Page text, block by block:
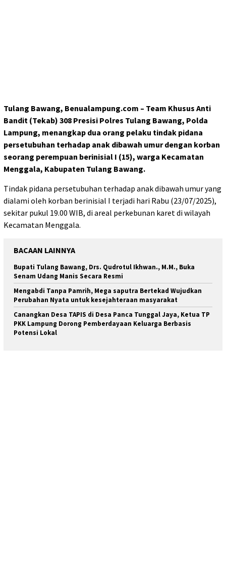
Tulang Bawang, Benualampung.com – Team Khusus Anti
Bandit (Tekab) 308 Presisi Polres Tulang Bawang, Polda
Lampung, menangkap dua orang pelaku tindak pidana
persetubuhan terhadap anak dibawah umur dengan korban
seorang perempuan berinisial I (15), warga Kecamatan
Menggala, Kabupaten Tulang Bawang.
Tindak pidana persetubuhan terhadap anak dibawah umur yang
dialami oleh korban berinisial I terjadi hari Rabu (23/07/2025),
sekitar pukul 19.00 WIB, di areal perkebunan karet di wilayah
Kecamatan Menggala.
BACAAN LAINNYA
Bupati Tulang Bawang, Drs. Qudrotul Ikhwan., M.M., Buka
Senam Udang Manis Secara Resmi
Mengabdi Tanpa Pamrih, Mega saputra Bertekad Wujudkan
Perubahan Nyata untuk kesejahteraan masyarakat
Canangkan Desa TAPIS di Desa Panca Tunggal Jaya, Ketua TP
PKK Lampung Dorong Pemberdayaan Keluarga Berbasis
Potensi Lokal